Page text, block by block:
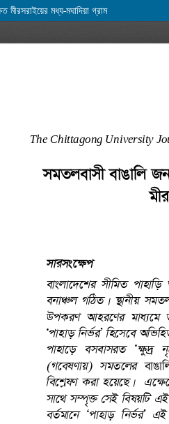
মীরসরাইয়ের মধ্য-মঘাদিয়া গ্রাম